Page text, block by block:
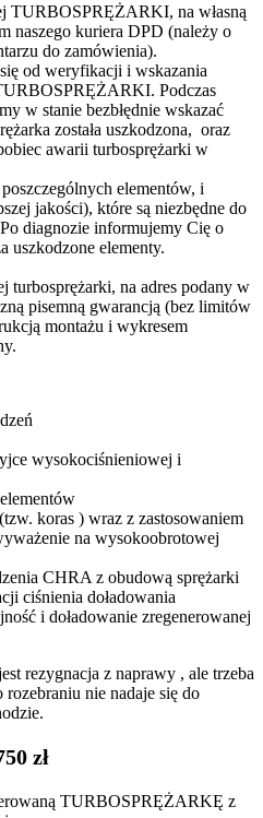
TURBOSPRĘŻARKI, na własną
naszego kuriera DPD (należy o
do zamówienia).
od weryfikacji i wskazania
Podczas
w stanie bezbłędnie wskazać
została uszkodzona, oraz
awarii turbosprężarki w
elementów, i
jakości), które są niezbędne do
diagnozie informujemy Cię o
uszkodzone elementy.
turbosprężarki, na adres podany w
pisemną gwarancją (bez limitów
montażu i wykresem
wysokociśnieniowej i
koras ) wraz z zastosowaniem
na wysokoobrotowej
CHRA z obudową sprężarki
ciśnienia doładowania
i doładowanie zregenerowanej
rezygnacja z naprawy , ale trzeba
nie nadaje się do
zł
TURBOSPRĘŻARKĘ z